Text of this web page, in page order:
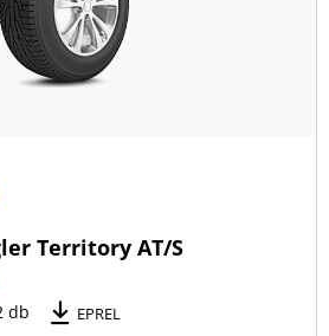
(6)
Territory AT/S
db EPREL